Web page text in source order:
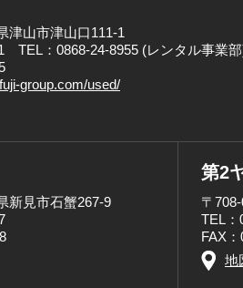
山市津山口111-1
TEL：0868-24-8955 (レンタル事業
group.com/used/
新見市石蟹267-9
第2
〒
TEL：
FAX
地